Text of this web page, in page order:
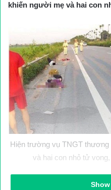
khiến người mẹ và hai con
Hiện trường vụ TNGT
và hai con nhỏ tử
Sáng 23/9, trao đổi với PV